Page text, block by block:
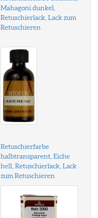
Mahagoni dunkel,
Retuschierlack, Lack zum
Retuschieren
Retuschierfarbe
halbtransparent, Eiche
hell, Retuschierlack, Lack
zum Retuschieren